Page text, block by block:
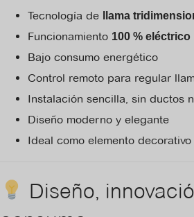
Tecnología de llama
Funcionamiento 100 % eléctrico
Bajo consumo energético
Control remoto para regular
Instalación sencilla, sin ductos
Diseño moderno y elegante
Ideal como elemento
Diseño,